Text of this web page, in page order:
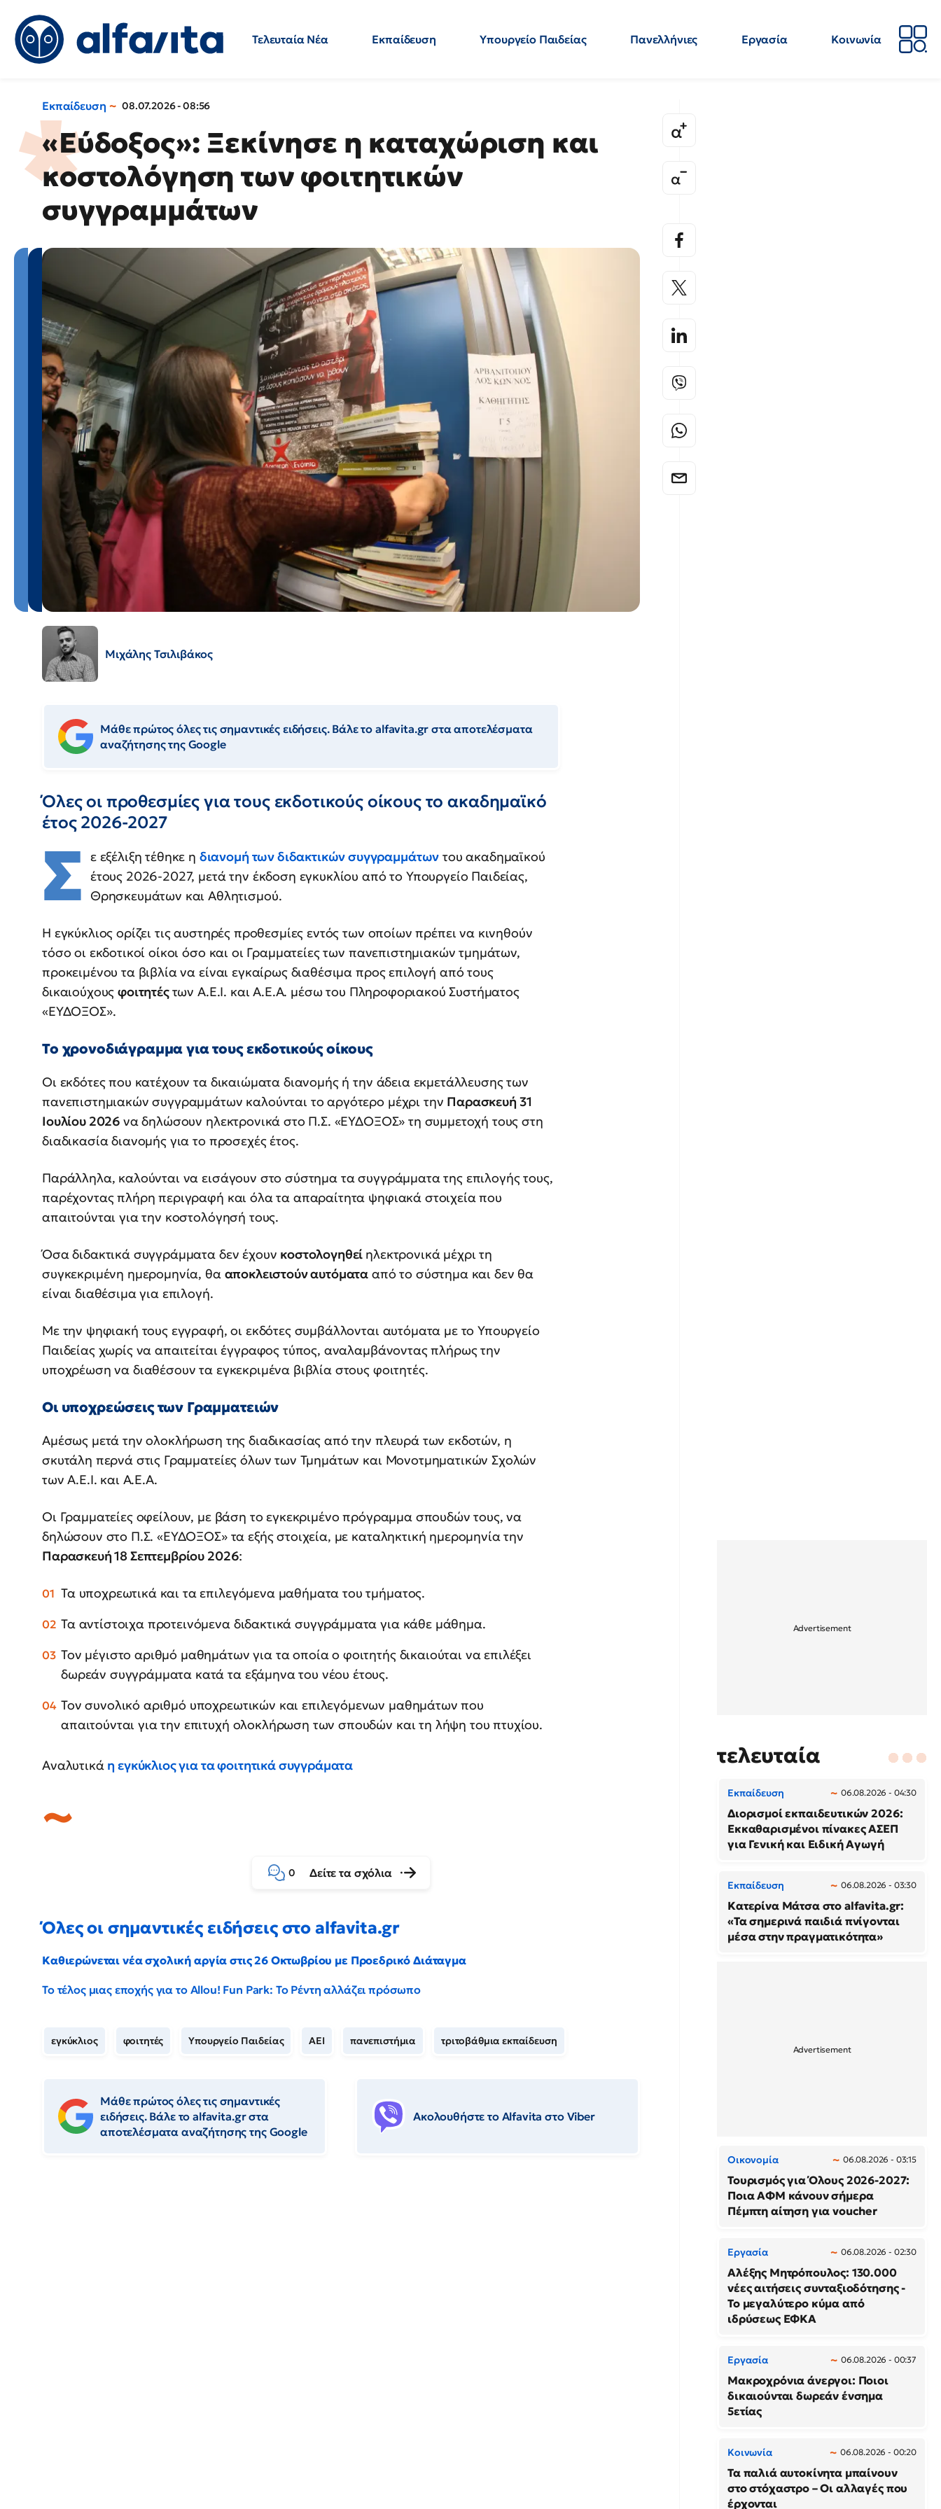
Τελευταία Νέα Εκπαίδευση Υπουργείο Παιδείας Πανελλήνιες Εργασία
Κοινωνία
Εκπαίδευση 08.07.2026 - 08:56
«Εύδοξος»: Ξεκίνησε η καταχώριση και
κοστολόγηση των φοιτητικών
συγγραμμάτων
Μιχάλης Τσιλιβάκος
Μάθε πρώτος όλες τις σημαντικές ειδήσεις. Βάλε το alfavita.gr στα αποτελέσματα
αναζήτησης της Google
Όλες οι προθεσμίες για τους εκδοτικούς οίκους το ακαδημαϊκό
έτος 2026-2027
Σ ε εξέλιξη τέθηκε η διανομή των διδακτικών συγγραμμάτων του ακαδημαϊκού
έτους 2026-2027, μετά την έκδοση εγκυκλίου από το Υπουργείο Παιδείας,
Θρησκευμάτων και Αθλητισμού.
Η εγκύκλιος ορίζει τις αυστηρές προθεσμίες εντός των οποίων πρέπει να κινηθούν
τόσο οι εκδοτικοί οίκοι όσο και οι Γραμματείες των πανεπιστημιακών τμημάτων,
προκειμένου τα βιβλία να είναι εγκαίρως διαθέσιμα προς επιλογή από τους
δικαιούχουςφοιτητέςτων Α.Ε.Ι. και Α.Ε.Α. μέσω του Πληροφοριακού Συστήματος
«ΕΥΔΟΞΟΣ».
Το χρονοδιάγραμμα για τους εκδοτικούς οίκους
Οι εκδότες που κατέχουν τα δικαιώματα διανομής ή την άδεια εκμετάλλευσης των
πανεπιστημιακών συγγραμμάτων καλούνται το αργότερο μέχρι την Παρασκευή 31
Ιουλίου 2026 να δηλώσουν ηλεκτρονικά στο Π.Σ. «ΕΥΔΟΞΟΣ» τη συμμετοχή τους στη
διαδικασία διανομής για το προσεχές έτος.
Παράλληλα, καλούνται να εισάγουν στο σύστημα τα συγγράμματα της επιλογής τους,
παρέχοντας πλήρη περιγραφή και όλα τα απαραίτητα ψηφιακά στοιχεία που
απαιτούνται για την κοστολόγησή τους.
Όσα διδακτικά συγγράμματα δεν έχουν κοστολογηθεί ηλεκτρονικά μέχρι τη
συγκεκριμένη ημερομηνία, θα αποκλειστούν αυτόματα από το σύστημα και δεν θα
είναι διαθέσιμα για επιλογή.
Με την ψηφιακή τους εγγραφή, οι εκδότες συμβάλλονται αυτόματα με το Υπουργείο
Παιδείας χωρίς να απαιτείται έγγραφος τύπος, αναλαμβάνοντας πλήρως την
υποχρέωση να διαθέσουν τα εγκεκριμένα βιβλία στους φοιτητές.
Οι υποχρεώσεις των Γραμματειών
Αμέσως μετά την ολοκλήρωση της διαδικασίας από την πλευρά των εκδοτών, η
σκυτάλη περνά στις Γραμματείες όλων των Τμημάτων και Μονοτμηματικών Σχολών
των Α.Ε.Ι. και Α.Ε.Α.
Οι Γραμματείες οφείλουν, με βάση το εγκεκριμένο πρόγραμμα σπουδών τους, να
δηλώσουν στο Π.Σ. «ΕΥΔΟΞΟΣ» τα εξής στοιχεία, με καταληκτική ημερομηνία την
Παρασκευή 18 Σεπτεμβρίου 2026:
Τα υποχρεωτικά και τα επιλεγόμενα μαθήματα του τμήματος.
Τα αντίστοιχα προτεινόμενα διδακτικά συγγράμματα για κάθε μάθημα.
Τον μέγιστο αριθμό μαθημάτων για τα οποία ο φοιτητής δικαιούται να επιλέξει
δωρεάν συγγράμματα κατά τα εξάμηνα του νέου έτους.
Τον συνολικό αριθμό υποχρεωτικών και επιλεγόμενων μαθημάτων που
απαιτούνται για την επιτυχή ολοκλήρωση των σπουδών και τη λήψη του πτυχίου.
Αναλυτικά η εγκύκλιος για τα φοιτητικά συγγράματα
0 Δείτε τα σχόλια
Όλες οι σημαντικές ειδήσεις στο alfavita.gr
Καθιερώνεται νέα σχολική αργία στις 26 Οκτωβρίου με Προεδρικό Διάταγμα
Το τέλος μιας εποχής για το Allou! Fun Park: Το Ρέντη αλλάζει πρόσωπο
εγκύκλιος φοιτητές Υπουργείο Παιδείας ΑΕΙ πανεπιστήμια τριτοβάθμια εκπαίδευση
Μάθε πρώτος όλες τις σημαντικές
ειδήσεις. Βάλε το alfavita.gr στα
αποτελέσματα αναζήτησης της Google
Ακολουθήστε το Αlfavita στο Viber
τελευταία
Εκπαίδευση 06.08.2026 - 04:30
Διορισμοί εκπαιδευτικών 2026:
Εκκαθαρισμένοι πίνακες ΑΣΕΠ
για Γενική και Ειδική Αγωγή
Εκπαίδευση 06.08.2026 - 03:30
Κατερίνα Μάτσα στο alfavita.gr:
«Τα σημερινά παιδιά πνίγονται
μέσα στην πραγματικότητα»
Οικονομία 06.08.2026 - 03:15
Τουρισμός για Όλους 2026-2027:
Ποια ΑΦΜ κάνουν σήμερα
Πέμπτη αίτηση για voucher
Εργασία 06.08.2026 - 02:30
Αλέξης Μητρόπουλος: 130.000
νέες αιτήσεις συνταξιοδότησης -
Το μεγαλύτερο κύμα από
ιδρύσεως ΕΦΚΑ
Εργασία 06.08.2026 - 00:37
Μακροχρόνια άνεργοι: Ποιοι
δικαιούνται δωρεάν ένσημα
5ετίας
Κοινωνία 06.08.2026 - 00:20
Τα παλιά αυτοκίνητα μπαίνουν
στο στόχαστρο – Οι αλλαγές που
έρχονται